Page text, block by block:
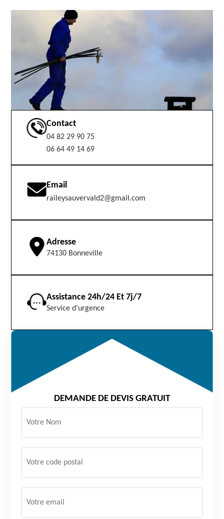
Contact
04 82 29 90 75
06 64 49 14 69
Email
raileysauvervald2@gmail.com
Adresse
74130 Bonneville
Assistance 24h/24 Et 7j/7
Service d'urgence
DEMANDE DE DEVIS GRATUIT